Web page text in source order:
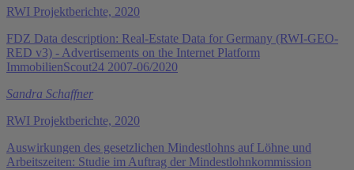
RWI Projektberichte, 2020
FDZ Data description: Real-Estate Data for Germany (RWI-GEO-
RED v3) - Advertisements on the Internet Platform
ImmobilienScout24 2007-06/2020
Sandra Schaffner
RWI Projektberichte, 2020
Auswirkungen des gesetzlichen Mindestlohns auf Löhne und
Arbeitszeiten: Studie im Auftrag der Mindestlohnkommission